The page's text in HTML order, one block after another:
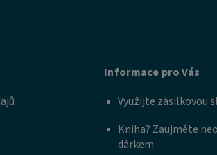
Informace pro Vás
Využijte zásilkovou
Kniha? Zaujměte
dárkem